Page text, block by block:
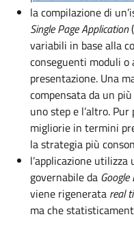
la compilazione di
Single Page Application
variabili in base alla
conseguenti moduli
presentazione. Una
compensata da un
uno step e l’altro.
migliorie in termini
la strategia più
l’applicazione
governabile da
viene rigenerata real
ma che